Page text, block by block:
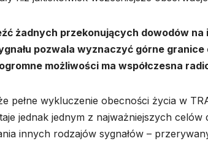
żadnych przekonujących dowodów
pozwala wyznaczyć górne
możliwości ma współczesna
pełne wykluczenie obecności życia w
jednak jednym z najważniejszych
innych rodzajów sygnałów –